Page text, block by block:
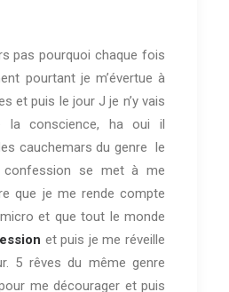
pas pourquoi chaque fois
pourtant je m’évertue à
et puis le jour J je n’y vais
la conscience, ha oui il
cauchemars du genre le
confession se met à me
que je me rende compte
et que tout le monde
et puis je me réveille
5 rêves du même genre
me décourager et puis